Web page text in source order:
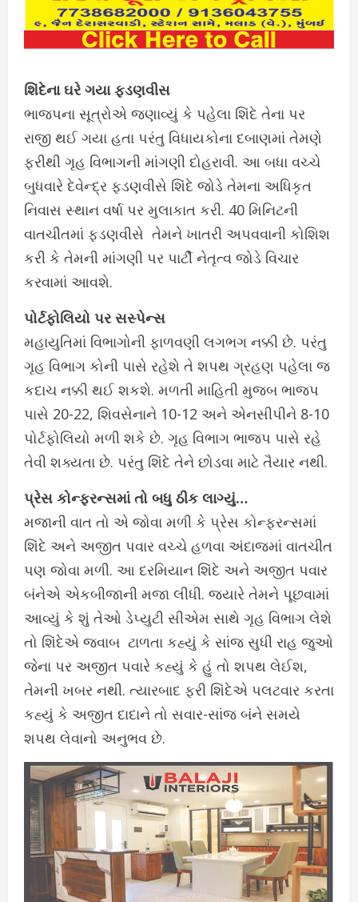
શિંદેના ઘરે ગયા ફડણવીસ
ભાજપના સૂત્રોએ જણાવ્યું કે પહેલા શિંદે તેના પર
રાજી થઈ ગયા હતા પરંતુ વિધાયકોના દબાણમાં તેમણે
ફરીથી ગૃહ વિભાગની માંગણી દોહરાવી. આ બધા વચ્ચે
બુધવારે દેવેન્દ્ર ફડણવીસે શિંદે જોડે તેમના અધિકૃત
નિવાસ સ્થાન વર્ષા પર મુલાકાત કરી. 40 મિનિટની
વાતચીતમાં ફડણવીસે તેમને ખાતરી અપવવાની કોશિશ
કરી કે તેમની માંગણી પર પાર્ટી નેતૃત્વ જોડે વિચાર
કરવામાં આવશે.
પોર્ટફોલિયો પર સસ્પેન્સ
મહાયુતિમાં વિભાગોની ફાળવણી લગભગ નક્કી છે. પરંતુ
ગૃહ વિભાગ કોની પાસે રહેશે તે શપથ ગ્રહણ પહેલા જ
કદાચ નક્કી થઈ શકશે. મળતી માહિતી મુજબ ભાજપ
પાસે 20-22, શિવસેનાને 10-12 અને એનસીપીને 8-10
પોર્ટફોલિયો મળી શકે છે. ગૃહ વિભાગ ભાજપ પાસે રહે
તેવી શક્યતા છે. પરંતુ શિંદે તેને છોડવા માટે તૈયાર નથી.
પ્રેસ કોન્ફરન્સમાં તો બધુ ઠીક લાગ્યું…
મજાની વાત તો એ જોવા મળી કે પ્રેસ કોન્ફરન્સમાં
શિંદે અને અજીત પવાર વચ્ચે હળવા અંદાજમાં વાતચીત
પણ જોવા મળી. આ દરમિયાન શિંદે અને અજીત પવાર
બંનેએ એકબીજાની મજા લીધી. જ્યારે તેમને પૂછવામાં
આવ્યું કે શું તેઓ ડેપ્યુટી સીએમ સાથે ગૃહ વિભાગ લેશે
તો શિંદેએ જવાબ ટાળતા કહ્યું કે સાંજ સુધી રાહ જુઓ
જેના પર અજીત પવારે કહ્યું કે હું તો શપથ લેઈશ,
તેમની ખબર નથી. ત્યારબાદ ફરી શિંદેએ પલટવાર કરતા
કહ્યું કે અજીત દાદાને તો સવાર-સાંજ બંને સમયે
શપથ લેવાનો અનુભવ છે.